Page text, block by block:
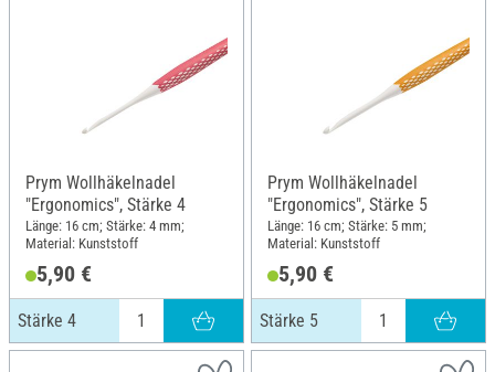
Prym Wollhäkelnadel
"Ergonomics", Stärke 4
Länge: 16 cm; Stärke: 4 mm;
Material: Kunststoff
5,90 €
Stärke 4
Prym Wollhäkelnadel
"Ergonomics", Stärke 5
Länge: 16 cm; Stärke: 5 mm;
Material: Kunststoff
5,90 €
Stärke 5